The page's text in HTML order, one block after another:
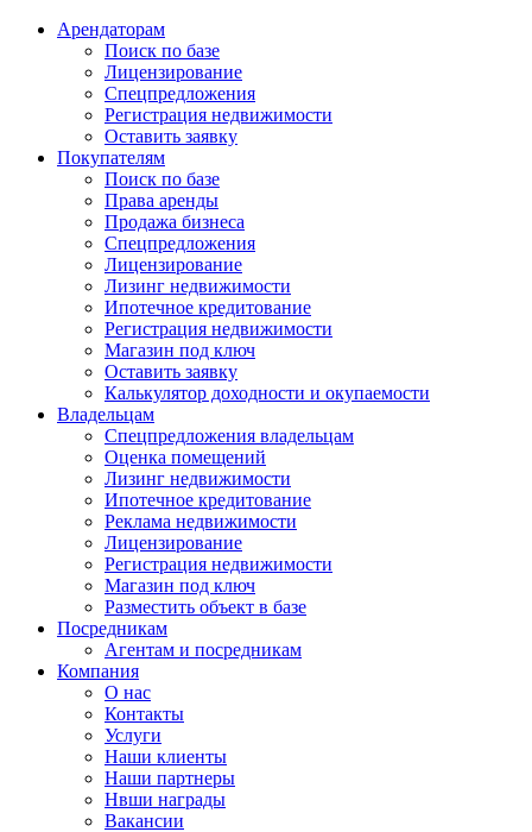
Арендаторам
Поиск по базе
Лицензирование
Спецпредложения
Регистрация недвижимости
Оставить заявку
Покупателям
Поиск по базе
Права аренды
Продажа бизнеса
Спецпредложения
Лицензирование
Лизинг недвижимости
Ипотечное кредитование
Регистрация недвижимости
Магазин под ключ
Оставить заявку
Калькулятор доходности и окупаемости
Владельцам
Спецпредложения владельцам
Оценка помещений
Лизинг недвижимости
Ипотечное кредитование
Реклама недвижимости
Лицензирование
Регистрация недвижимости
Магазин под ключ
Разместить объект в базе
Посредникам
Агентам и посредникам
Компания
О нас
Контакты
Услуги
Наши клиенты
Наши партнеры
Нвши награды
Вакансии